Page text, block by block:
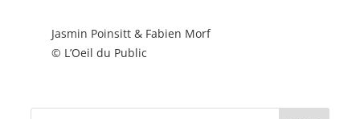
Jasmin Poinsitt & Fabien Morf
© L’Oeil du Public